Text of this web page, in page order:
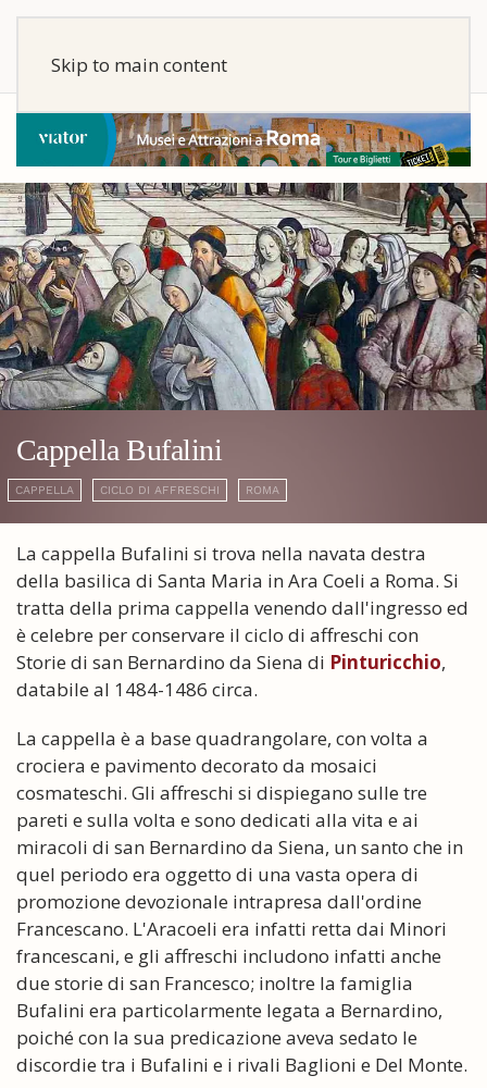
Skip to main content
Cappella Bufalini
CAPPELLA CICLO DI AFFRESCHI ROMA
La cappella Bufalini si trova nella navata destra
della basilica di Santa Maria in Ara Coeli a Roma. Si
tratta della prima cappella venendo dall'ingresso ed
è celebre per conservare il ciclo di affreschi con
Storie di san Bernardino da Siena di Pinturicchio,
databile al 1484-1486 circa.
La cappella è a base quadrangolare, con volta a
crociera e pavimento decorato da mosaici
cosmateschi. Gli affreschi si dispiegano sulle tre
pareti e sulla volta e sono dedicati alla vita e ai
miracoli di san Bernardino da Siena, un santo che in
quel periodo era oggetto di una vasta opera di
promozione devozionale intrapresa dall'ordine
Francescano. L'Aracoeli era infatti retta dai Minori
francescani, e gli affreschi includono infatti anche
due storie di san Francesco; inoltre la famiglia
Bufalini era particolarmente legata a Bernardino,
poiché con la sua predicazione aveva sedato le
discordie tra i Bufalini e i rivali Baglioni e Del Monte.